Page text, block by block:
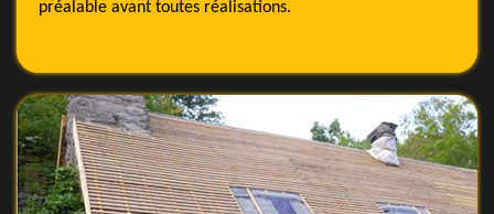
préalable avant toutes réalisations.